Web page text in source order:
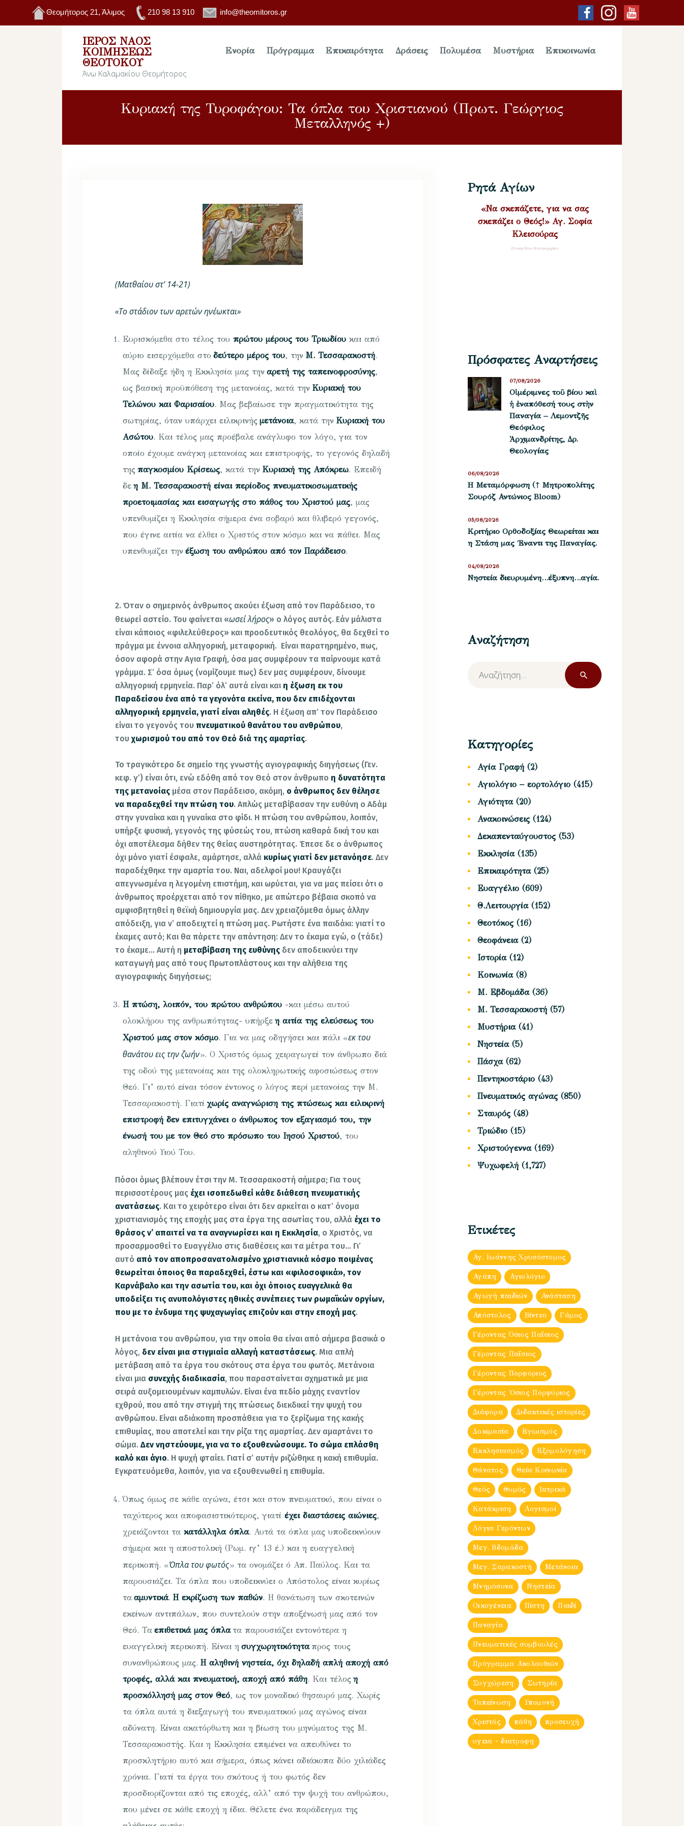
Θεομήτορος 21, Άλιμος 210 98 13 910 info@theomitoros.gr
ΙΕΡΌΣ ΝΑΌΣ
ΚΟΙΜΉΣΕΩΣ
ΘΕΟΤΌΚΟΥ
Άνω Καλαμακίου Θεομήτορος
Ενορία Πρόγραμμα Επικαιρότητα Δράσεις Πολυμέσα Μυστήρια Επικοινωνία
Κυριακή της Τυροφάγου: Τα όπλα του Χριστιανού (Πρωτ. Γεώργιος
Μεταλληνός +)
(Ματθαίου στ’ 14-21)
«Το στάδιον των αρετών ηνέωκται»
Ευρισκόμεθα στο τέλος του πρώτου μέρους του Τριωδίου και από
αύριο εισερχόμεθα στο δεύτερο μέρος του, την Μ. Τεσσαρακοστή.
Μας δίδαξε ήδη η Εκκλησία μας την αρετή της ταπεινοφροσύνης,
ως βασική προϋπόθεση της μετανοίας, κατά την Κυριακή του
Τελώνου και Φαρισαίου. Μας βεβαίωσε την πραγματικότητα της
σωτηρίας, όταν υπάρχει ειλικρινής μετάνοια, κατά την Κυριακή του
Ασώτου. Και τέλος μας προέβαλε ανάγλυφο τον λόγο, για τον
οποίο έχουμε ανάγκη μετανοίας και επιστροφής, το γεγονός δηλαδή
της παγκοσμίου Κρίσεως, κατά την Κυριακή της Απόκρεω. Επειδή
δε η Μ. Τεσσαρακοστή είναι περίοδος πνευματικοσωματικής
προετοιμασίας και εισαγωγής στο πάθος του Χριστού μας, μας
υπενθυμίζει η Εκκλησία σήμερα ένα σοβαρό και θλιβερό γεγονός,
που έγινε αιτία να έλθει ο Χριστός στον κόσμο και να πάθει. Μας
υπενθυμίζει την έξωση του ανθρώπου από τον Παράδεισο.
2. Όταν ο σημερινός άνθρωπος ακούει έξωση από τον Παράδεισο, το
θεωρεί αστείο. Του φαίνεται «ωσεί λήρος» ο λόγος αυτός. Εάν μάλιστα
είναι κάποιος «φιλελεύθερος» και προοδευτικός θεολόγος, θα δεχθεί το
πράγμα με έννοια αλληγορική, μεταφορική. Είναι παρατηρημένο, πως,
όσον αφορά στην Aγια Γραφή, όσα μας συμφέρουν τα παίρνουμε κατά
γράμμα. Σ’ όσα όμως (νομίζουμε πως) δεν μας συμφέρουν, δίνουμε
αλληγορική ερμηνεία. Παρ’ όλ’ αυτά είναι καιη έξωση εκ του
Παραδείσου ένα από τα γεγονότα εκείνα, που δεν επιδέχονται
αλληγορική ερμηνεία, γιατί είναι αληθές. Η έξωση απ’ τον Παράδεισο
είναι το γεγονός τουπνευματικού θανάτου του ανθρώπου,
τουχωρισμού του από τον Θεό διά της αμαρτίας.
Το τραγικότερο δε σημείο της γνωστής αγιογραφικής διηγήσεως (Γεν.
κεφ. γ’) είναι ότι, ενώ εδόθη από τον Θεό στον άνθρωποη δυνατότητα
της μετανοίας μέσα στον Παράδεισο, ακόμη, ο άνθρωπος δεν θέλησε
να παραδεχθεί την πτώση του. Απλώς μεταβίβασαν την ευθύνη ο Αδάμ
στην γυναίκα και η γυναίκα στο φίδι. Η πτώση του ανθρώπου, λοιπόν,
υπήρξε φυσική, γεγονός της φύσεώς του, πτώση καθαρά δική του και
όχι αποτέλεσμα δήθεν της θείας αυστηρότητας. Έπεσε δε ο άνθρωπος
όχι μόνο γιατί έσφαλε, αμάρτησε, αλλάκυρίως γιατί δεν μετανόησε. Δεν
παραδέχθηκε την αμαρτία του. Ναι, αδελφοί μου! Κραυγάζει
απεγνωσμένα η λεγομένη επιστήμη, και ωρύεται, για να μας πείσει ότι ο
άνθρωπος προέρχεται από τον πίθηκο, με απώτερο βέβαια σκοπό να
αμφισβητηθεί η θεϊκή δημιουργία μας. Δεν χρειαζόμεθα όμως άλλην
απόδειξη, για ν’ αποδειχτεί η πτώση μας. Ρωτήστε ένα παιδάκι: γιατί το
έκαμες αυτό; Και θα πάρετε την απάντηση: Δεν το έκαμα εγώ, ο (τάδε)
το έκαμε… Αυτή η μεταβίβαση της ευθύνης δεν αποδεικνύει την
καταγωγή μας από τους Πρωτοπλάστους και την αλήθεια της
αγιογραφικής διηγήσεως;
Η πτώση, λοιπόν, του πρώτου ανθρώπου -και μέσω αυτού
ολοκλήρου της ανθρωπότητας- υπήρξε η αιτία της ελεύσεως του
Χριστού μας στον κόσμο. Για να μας οδηγήσει και πάλι «εκ του
θανάτου εις την ζωήν». Ο Χριστός όμως χειραγωγεί τον άνθρωπο διά
της οδού της μετανοίας και της ολοκληρωτικής αφοσιώσεως στον
Θεό. Γι’ αυτό είναι τόσον έντονος ο λόγος περί μετανοίας την Μ.
Τεσσαρακοστή. Γιατί χωρίς αναγνώριση της πτώσεως και ειλικρινή
επιστροφή δεν επιτυγχάνει ο άνθρωπος τον εξαγιασμό του, την
ένωσή του με τον Θεό στο πρόσωπο του Ιησού Χριστού, του
αληθινού Υιού Του.
Πόσοι όμως βλέπουν έτσι την Μ. Τεσσαρακοστή σήμερα; Για τους
περισσοτέρους μας έχει ισοπεδωθεί κάθε διάθεση πνευματικής
ανατάσεως. Και το χειρότερο είναι ότι δεν αρκείται ο κατ’ όνομα
χριστιανισμός της εποχής μας στα έργα της ασωτίας του, αλλά έχει το
θράσος ν’ απαιτεί να τα αναγνωρίσει και η Εκκλησία, ο Χριστός, να
προσαρμοσθεί το Ευαγγέλιο στις διαθέσεις και τα μέτρα του… Γι’
αυτό από τον αποπροσανατολισμένο χριστιανικά κόσμο ποιμένας
θεωρείται όποιος θα παραδεχθεί, έστω και «φιλοσοφικά», τον
Καρνάβαλο και την ασωτία του, και όχι όποιος ευαγγελικά θα
υποδείξει τις ανυπολόγιστες ηθικές συνέπειες των ρωμαϊκών οργίων,
που με το ένδυμα της ψυχαγωγίας επιζούν και στην εποχή μας.
Η μετάνοια του ανθρώπου, για την οποία θα είναι από σήμερα βασικά ο
λόγος, δεν είναι μια στιγμιαία αλλαγή καταστάσεως. Μια απλή
μετάβαση από τα έργα του σκότους στα έργα του φωτός. Μετάνοια
είναι μια συνεχής διαδικασία, που παρασταίνεται σχηματικά με μια
σειρά αυξομειουμένων καμπυλών. Είναι ένα πεδίο μάχης εναντίον
εχθρού, που από την στιγμή της πτώσεως διεκδικεί την ψυχή του
ανθρώπου. Είναι αδιάκοπη προσπάθεια για το ξερίζωμα της κακής
επιθυμίας, που αποτελεί και την ρίζα της αμαρτίας. Δεν αμαρτάνει το
σώμα.Δεν νηστεύουμε, για να το εξουθενώσουμε. Το σώμα επλάσθη
καλό και άγιο. Η ψυχή φταίει. Γιατί σ’ αυτήν ριζώθηκε η κακή επιθυμία.
Εγκρατευόμεθα, λοιπόν, για να εξουθενωθεί η επιθυμία.
Όπως όμως σε κάθε αγώνα, έτσι και στον πνευματικό, που είναι ο
ταχύτερος και αποφασιστικότερος, γιατί έχει διαστάσεις αιώνιες,
χρειάζονται τα κατάλληλα όπλα. Αυτά τα όπλα μας υποδεικνύουν
σήμερα και η αποστολική (Ρωμ. ιγ’ 13 έ.) και η ευαγγελική
περικοπή. «Όπλα του φωτός» τα ονομάζει ό Απ. Παύ­λος. Και τα
παρουσιάζει. Τα όπλα που υποδεικνύει ο Απόστολος είναι κυρίως
τα αμυντικά. Η εκρίζωση των παθών. Η θανάτωση των σκοτεινών
εκείνων αντιπάλων, που συντελούν στην αποξένωσή μας από τον
Θεό. Τα επιθετικά μας όπλατα παρουσιάζει εντονότερα η
ευαγγελική περικοπή. Είναι η συγχωρητικότηταπρος τους
συνανθρώπους μας. Η αληθινή νηστεία, όχι δηλαδή απλή αποχή από
τροφές, αλλά και πνευματική, αποχή από πάθη. Και τέλος η
προσκόλλησή μας στον Θεό, ως τον μοναδικό θησαυρό μας. Χωρίς
τα όπλα αυτά η διεξαγωγή του πνευματικού μας αγώνος είναι
αδύνατη. Είναι ακατόρθωτη και η βίωση του μηνύματος της Μ.
Τεσσαρακοστής. Και η Εκκλησία επιμένει να απευθύνει το
προσκλητήριο αυτό και σήμερα, όπως κάνει αδιάκοπα δύο χιλιάδες
χρόνια. Γιατί τα έργα του σκότους ή του φωτός δεν
προσδιορίζονται από τις εποχές, αλλ’ από την ψυχή του ανθρώπου,
που μένει σε κάθε εποχή η ίδια. Θέλετε ένα παράδειγμα της
Ρητά Αγίων
«Να σκεπάζετε, για να σας
σκεπάζει ο Θεός!» Αγ. Σοφία
Κλεισούρας
Σύναξη Νέων Παλαιοχωρίου
Πρόσφατες Αναρτήσεις
Οἱ μέριμνες τοῦ βίου καὶ
ἡ ἐναπόθεσή τους στὴν
Παναγία – Λεμοντζῆς
Θεόφιλος
Ἀρχιμανδρίτης, Δρ.
Θεολογίας
07/08/2026
Η Μεταμόρφωση († Μητροπολίτης
Σουρόζ Αντώνιος Bloom)
06/08/2026
Kριτήριο Oρθοδοξίας Θεωρείται και
η Στάση μας ΄Εναντι της Παναγίας.
05/08/2026
Νηστεία διευρυμένη…έξυπνη…αγία.
04/08/2026
Αναζήτηση
Αναζήτηση
για:
Κατηγορίες
Αγία Γραφή (2)
Αγιολόγιο – εορτολόγιο (415)
Αγιότητα(20)
Ανακοινώσεις (124)
Δεκαπενταύγουστος (53)
Εκκλησία(135)
Επικαιρότητα(25)
Ευαγγέλιο (609)
Θ.Λειτουργία(152)
Θεοτόκος (16)
Θεοφάνεια(2)
Ιστορία(12)
Κοινωνία(8)
Μ. Εβδομάδα(36)
Μ. Τεσσαρακοστή (57)
Μυστήρια(41)
Νηστεία(5)
Πάσχα(62)
Πεντηκοστάριο (43)
Πνευματικός αγώνας (850)
Σταυρός (48)
Τριώδιο (15)
Χριστούγεννα(169)
Ψυχωφελή (1,727)
Ετικέτες
Αγ. Ιωάννης Χρυσόστομος
Αγάπη Αγιολόγιο
Αγωγή παιδιών Ανάσταση
Απόστολος Βίντεο Γάμος
Γέροντας Όσιος Παΐσιος
Γέροντας Παΐσιος
Γέροντας Πορφύριος
Γέροντας Ὀσιος Πορφύριος
Διάφορα Διδακτικές ιστορίες
Δοκιμασία Εγωισμός
Εκκλησιασμός Εξομολόγηση
Θάνατος Θεία Κοινωνία
Θεός Θυμός Ιατρικά
Κατάκριση Λογισμοί
Λόγια Γερόντων
Μεγ. Βδομἀδα
Μεγ. Σαρακοστή Μετάνοια
Μνημόσυνα Νηστεία
Οικογένεια Πίστη Παιδί
Παναγία
Πνευματικές συμβουλές
Πρόγραμμα Ακολουθιών
Συγχώρεση Σωτηρία
Ταπείνωση Υπομονή
Χριστός πάθη προσευχή
υγεια - διατροφη